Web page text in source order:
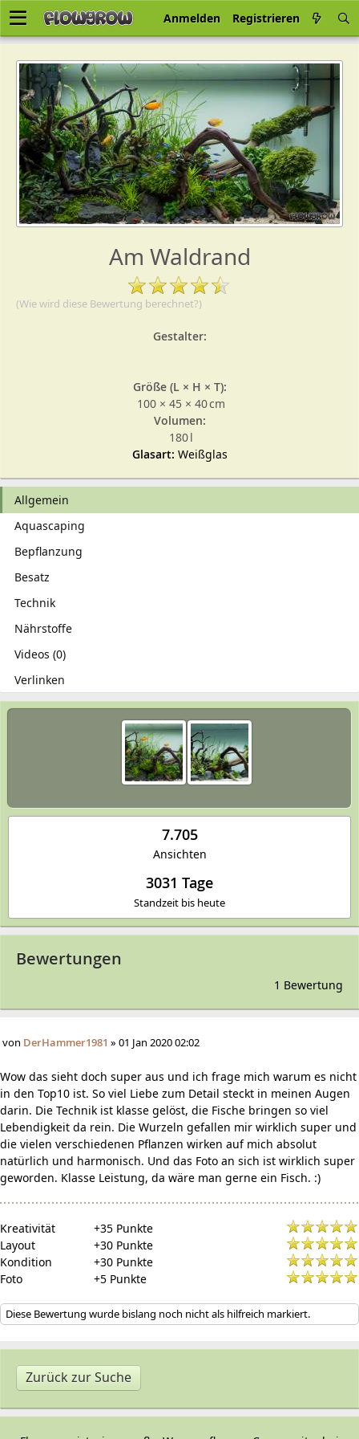
Anmelden Registrieren
Am Waldrand
(Wie wird diese Bewertung berechnet?)
Gestalter:
Größe (L × H × T):
100 × 45 × 40 cm
Volumen:
180 l
Glasart: Weißglas
Allgemein
Aquascaping
Bepflanzung
Besatz
Technik
Nährstoffe
Videos (0)
Verlinken
7.705
Ansichten
3031 Tage
Standzeit bis heute
Bewertungen
1 Bewertung
von DerHammer1981 » 01 Jan 2020 02:02
Wow das sieht doch super aus und ich frage mich warum es nicht
in den Top10 ist. So viel Liebe zum Detail steckt in meinen Augen
darin. Die Technik ist klasse gelöst, die Fische bringen so viel
Lebendigkeit da rein. Die Wurzeln gefallen mir wirklich super und
die vielen verschiedenen Pflanzen wirken auf mich absolut
natürlich und harmonisch. Und das Foto an sich ist wirklich super
geworden. Klasse Leistung, da wäre man gerne ein Fisch. :)
Kreativität
+35 Punkte
Layout
+30 Punkte
Kondition
+30 Punkte
Foto
+5 Punkte
Diese Bewertung wurde bislang noch nicht als hilfreich markiert.
Zurück zur Suche